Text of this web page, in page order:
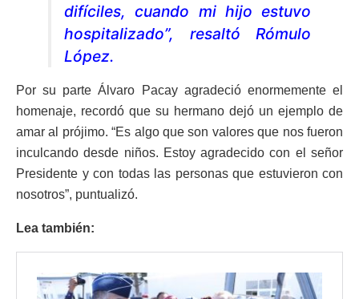
difíciles, cuando mi hijo estuvo
hospitalizado”, resaltó Rómulo
López.
Por su parte Álvaro Pacay agradeció enormemente el
homenaje, recordó que su hermano dejó un ejemplo de
amar al prójimo. “Es algo que son valores que nos fueron
inculcando desde niños. Estoy agradecido con el señor
Presidente y con todas las personas que estuvieron con
nosotros”, puntualizó.
Lea también: